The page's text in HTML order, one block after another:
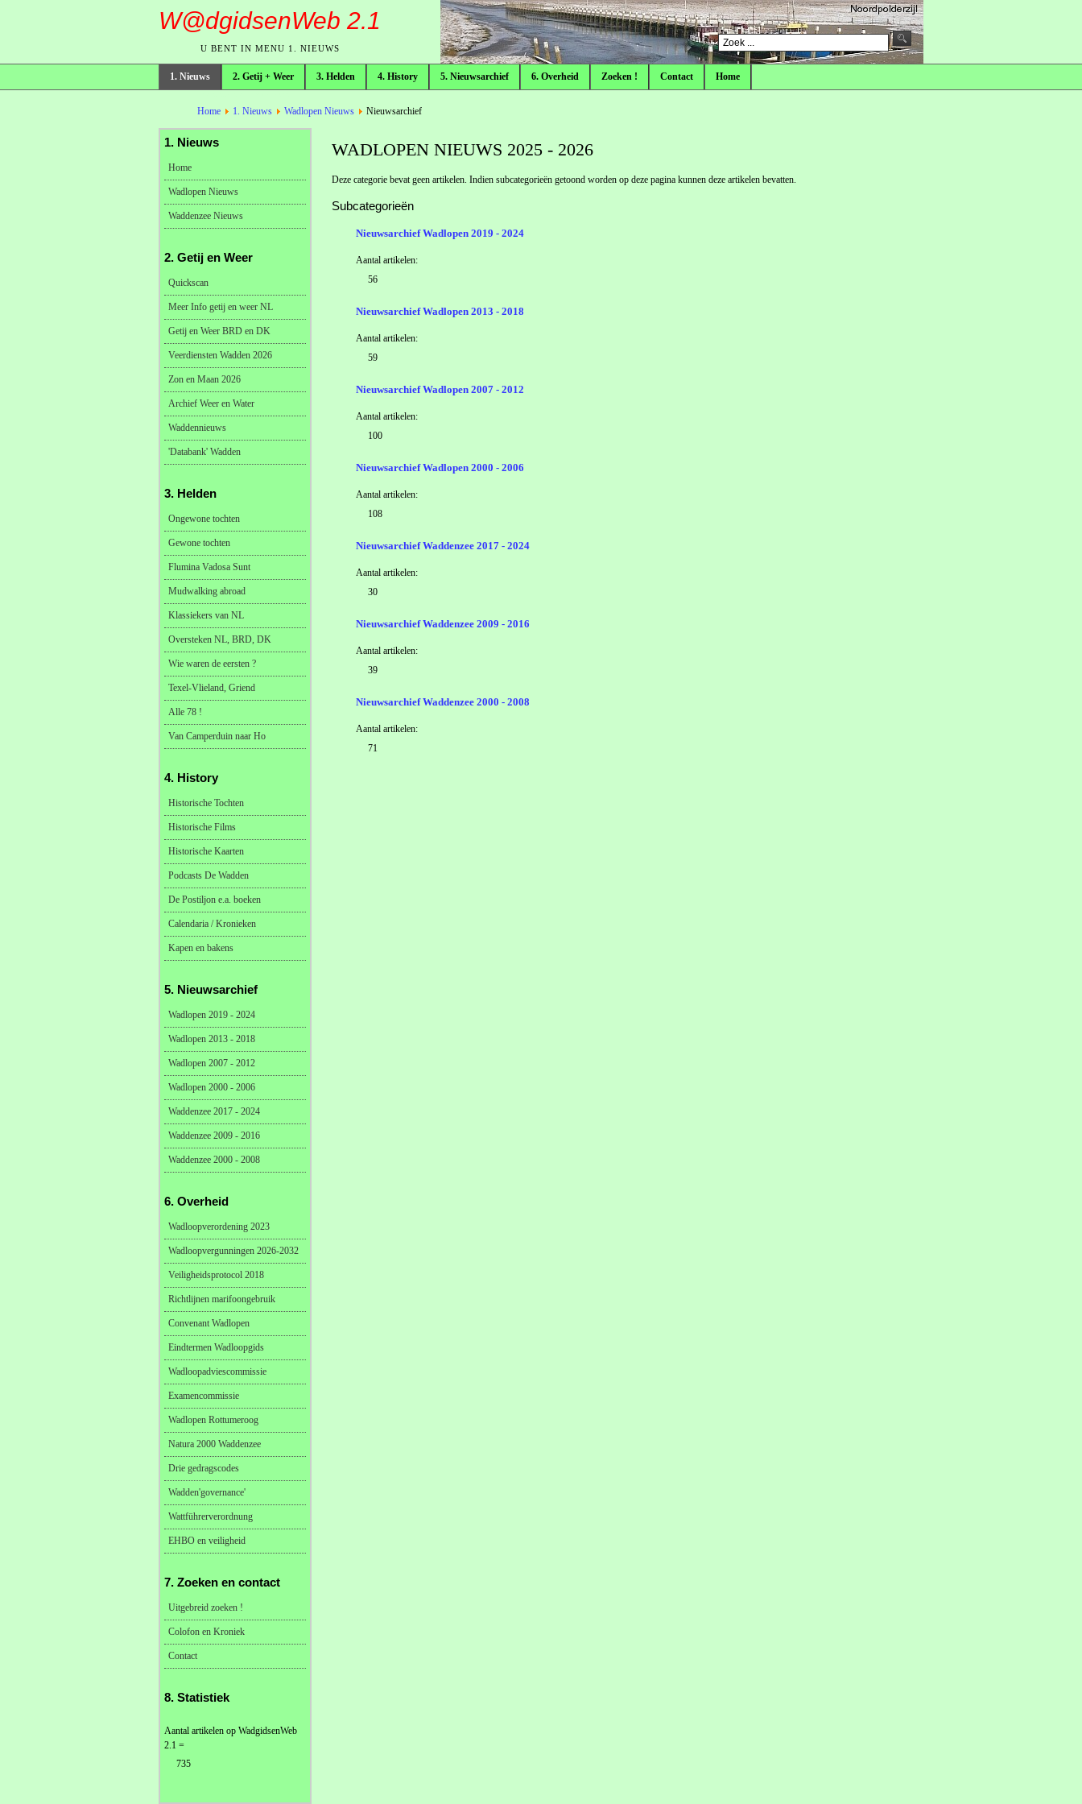
W@dgidsenWeb 2.1
U BENT IN MENU 1. NIEUWS
1. Nieuws 2. Getij + Weer 3. Helden 4. History 5. Nieuwsarchief 6. Overheid Zoeken ! Contact Home
broodkruimelpad
Home 1. Nieuws Wadlopen Nieuws Nieuwsarchief
WADLOPEN NIEUWS 2025 - 2026
Deze categorie bevat geen artikelen. Indien subcategorieën getoond worden op deze pagina kunnen deze artikelen bevatten.
Subcategorieën
Nieuwsarchief Wadlopen 2019 - 2024
Aantal artikelen:
56
Nieuwsarchief Wadlopen 2013 - 2018
Aantal artikelen:
59
Nieuwsarchief Wadlopen 2007 - 2012
Aantal artikelen:
100
Nieuwsarchief Wadlopen 2000 - 2006
Aantal artikelen:
108
Nieuwsarchief Waddenzee 2017 - 2024
Aantal artikelen:
30
Nieuwsarchief Waddenzee 2009 - 2016
Aantal artikelen:
39
Nieuwsarchief Waddenzee 2000 - 2008
Aantal artikelen:
71
1. Nieuws
Home
Wadlopen Nieuws
Waddenzee Nieuws
2. Getij en Weer
Quickscan
Meer Info getij en weer NL
Getij en Weer BRD en DK
Veerdiensten Wadden 2026
Zon en Maan 2026
Archief Weer en Water
Waddennieuws
'Databank' Wadden
3. Helden
Ongewone tochten
Gewone tochten
Flumina Vadosa Sunt
Mudwalking abroad
Klassiekers van NL
Oversteken NL, BRD, DK
Wie waren de eersten ?
Texel-Vlieland, Griend
Alle 78 !
Van Camperduin naar Ho
4. History
Historische Tochten
Historische Films
Historische Kaarten
Podcasts De Wadden
De Postiljon e.a. boeken
Calendaria / Kronieken
Kapen en bakens
5. Nieuwsarchief
Wadlopen 2019 - 2024
Wadlopen 2013 - 2018
Wadlopen 2007 - 2012
Wadlopen 2000 - 2006
Waddenzee 2017 - 2024
Waddenzee 2009 - 2016
Waddenzee 2000 - 2008
6. Overheid
Wadloopverordening 2023
Wadloopvergunningen 2026-2032
Veiligheidsprotocol 2018
Richtlijnen marifoongebruik
Convenant Wadlopen
Eindtermen Wadloopgids
Wadloopadviescommissie
Examencommissie
Wadlopen Rottumeroog
Natura 2000 Waddenzee
Drie gedragscodes
Wadden'governance'
Wattführerverordnung
EHBO en veiligheid
7. Zoeken en contact
Uitgebreid zoeken !
Colofon en Kroniek
Contact
8. Statistiek
Aantal artikelen op WadgidsenWeb
2.1 =
735